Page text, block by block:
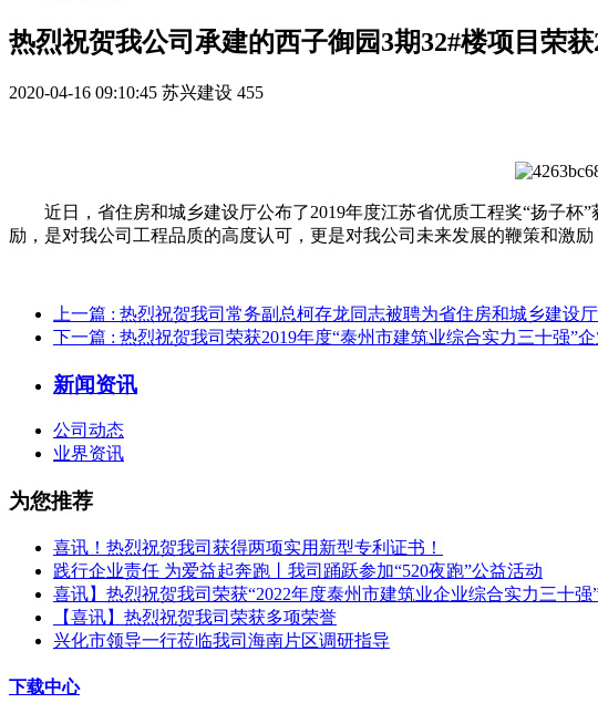
热烈祝贺我公司承建的西子御园3期32#楼项目荣获
2020-04-16 09:10:45 苏兴建设 455
近日，省住房和城乡建设厅公布了2019年度江苏省优质工程奖“扬子
励，是对我公司工程品质的高度认可，更是对我公司未来发展的鞭策和激
上一篇 : 热烈祝贺我司常务副总柯存龙同志被聘为省住房和城乡建设
下一篇 : 热烈祝贺我司荣获2019年度“泰州市建筑业综合实力三十强”
新闻资讯
公司动态
业界资讯
为您推荐
喜讯！热烈祝贺我司获得两项实用新型专利证书！
践行企业责任 为爱益起奔跑丨我司踊跃参加“520夜跑”公益活动
喜讯】热烈祝贺我司荣获“2022年度泰州市建筑业企业综合实力三十强
【喜讯】热烈祝贺我司荣获多项荣誉​
兴化市领导一行莅临我司海南片区调研指导
下载中心